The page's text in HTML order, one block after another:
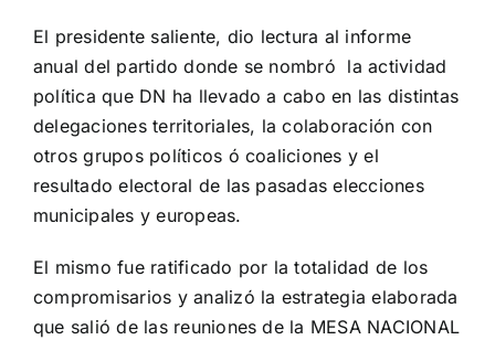
El presidente saliente, dio lectura al informe
anual del partido donde se nombró la actividad
política que DN ha llevado a cabo en las distintas
delegaciones territoriales, la colaboración con
otros grupos políticos ó coaliciones y el
resultado electoral de las pasadas elecciones
municipales y europeas.
El mismo fue ratificado por la totalidad de los
compromisarios y analizó la estrategia elaborada
que salió de las reuniones de la MESA NACIONAL